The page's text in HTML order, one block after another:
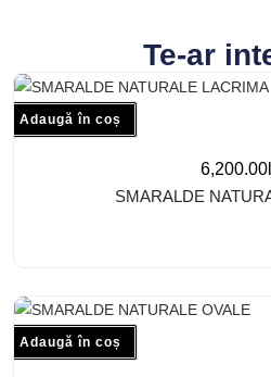
Te-ar
Adaugă în coș
6,200.00
SMARALDE
Adaugă în coș